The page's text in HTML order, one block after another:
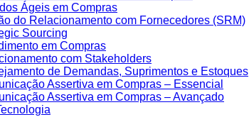
Ágeis em Compras
do Relacionamento com Fornecedores (SRM)
Sourcing
em Compras
com Stakeholders
de Demandas, Suprimentos e Estoques
Assertiva em Compras – Essencial
Assertiva em Compras – Avançado